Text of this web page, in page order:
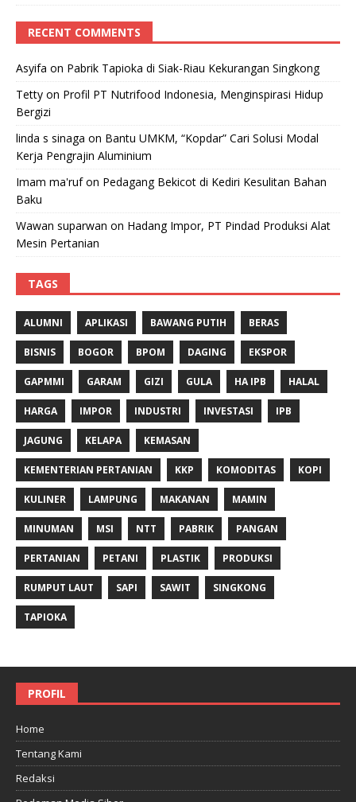
RECENT COMMENTS
Asyifa on Pabrik Tapioka di Siak-Riau Kekurangan Singkong
Tetty on Profil PT Nutrifood Indonesia, Menginspirasi Hidup
Bergizi
linda s sinaga on Bantu UMKM, “Kopdar” Cari Solusi Modal
Kerja Pengrajin Aluminium
Imam ma'rufon Pedagang Bekicot di Kediri Kesulitan Bahan
Baku
Wawan suparwan on Hadang Impor, PT Pindad Produksi Alat
Mesin Pertanian
TAGS
ALUMNI APLIKASI BAWANG PUTIH BERAS
BISNIS BOGOR BPOM DAGING EKSPOR
GAPMMI GARAM GIZI GULA HA IPB HALAL
HARGA IMPOR INDUSTRI INVESTASI IPB
JAGUNG KELAPA KEMASAN
KEMENTERIAN PERTANIAN KKP KOMODITAS KOPI
KULINER LAMPUNG MAKANAN MAMIN
MINUMAN MSI NTT PABRIK PANGAN
PERTANIAN PETANI PLASTIK PRODUKSI
RUMPUT LAUT SAPI SAWIT SINGKONG
TAPIOKA
PROFIL
Home
Tentang Kami
Redaksi